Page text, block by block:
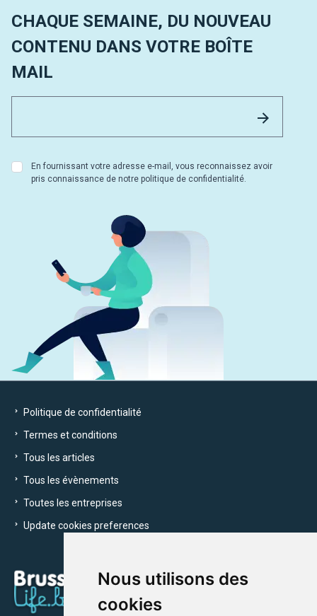
Nous utilisons des
cookies
CHAQUE SEMAINE, DU NOUVEAU
CONTENU DANS VOTRE BOÎTE
MAIL
En fournissant votre adresse e-mail, vous reconnaissez avoir
pris connaissance de notre politique de confidentialité.
Politique de confidentialité
Termes et conditions
Tous les articles
Tous les évènements
Toutes les entreprises
Update cookies preferences